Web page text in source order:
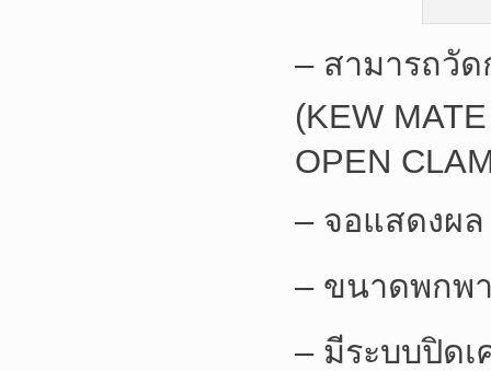
– สามารถวัด
(KEW
OPEN
– จอแสดงผ
– ขนาดพกพ
– มีระบบปิดเ